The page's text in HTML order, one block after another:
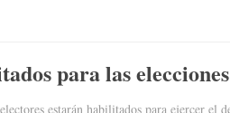
para las
estarán habilitados para ejercer el